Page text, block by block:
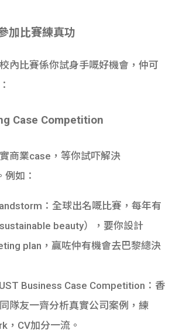
加比賽練真功
內比賽係你試身手嘅好機會，仲可
Case Competition
商業case，等你試吓解決
如：
：全球出名嘅比賽，每年有
beauty），要你設計
plan，贏咗仲有機會去巴黎總決
Business Case Competition ：香
隊友一齊分析真實公司案例，練
，CV加分一流。